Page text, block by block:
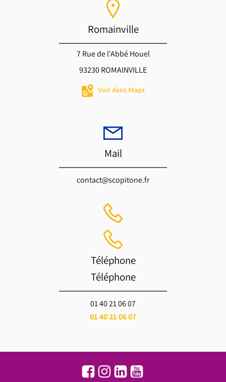
Romainville
7 Rue de l'Abbé Houel
93230 ROMAINVILLE
Voir dans Maps
Mail
contact@scopitone.fr
Téléphone
Téléphone
01 40 21 06 07
01 40 21 06 07